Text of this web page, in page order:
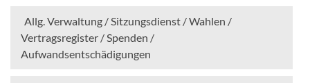
Allg. Verwaltung / Sitzungsdienst / Wahlen /
Vertragsregister / Spenden /
Aufwandsentschädigungen